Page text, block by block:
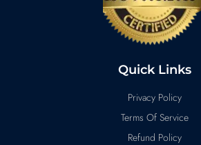
Quick Links
Privacy Policy
Terms Of Service
Refund Policy